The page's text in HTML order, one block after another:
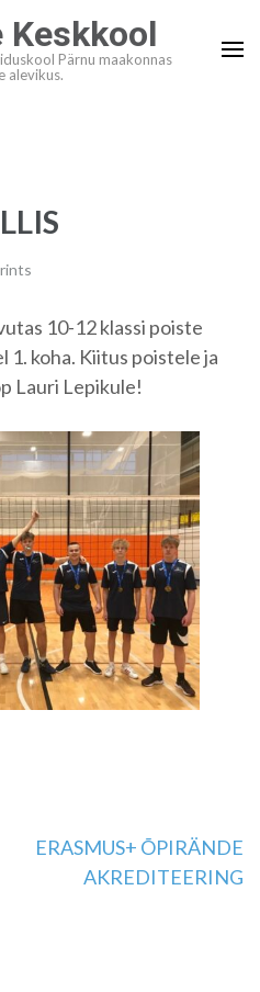
Keskkool
Pärnu maakonnas
alevikus.
10-12 klassi poiste
koha. Kiitus poistele ja
Lauri Lepikule!
ERASMUS+ ÕPIRÄNDE
AKREDITEERING